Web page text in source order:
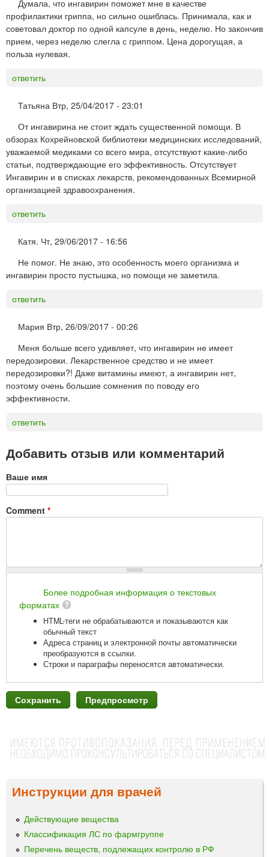
Думала, что ингавирин поможет мне в качестве
профилактики гриппа, но сильно ошиблась. Принимала, как и
советовал доктор по одной капсуле в день, неделю. Но закончив
прием, через неделю слегла с гриппом. Цена дорогущая, а
польза нулевая.
ответить
Татьяна Втр, 25/04/2017 - 23:01
От ингавирина не стоит ждать существенной помощи. В
обзорах Кохрейновской библиотеки медицинских исследований,
уважаемой медиками со всего мира, отсутствуют какие-либо
статьи, подтверждающие его эффективность. Отсутствует
Ингавирин и в списках лекарств, рекомендованных Всемирной
организацией здравоохранения.
ответить
Катя. Чт, 29/06/2017 - 16:56
Не помог. Не знаю, это особенность моего организма и
ингавирин просто пустышка, но помощи не заметила.
ответить
Мария Втр, 26/09/2017 - 00:26
Меня больше всего удивляет, что ингавирин не имеет
передозировки. Лекарственное средство и не имеет
передозировки?! Даже витамины имеют, а ингавирин нет,
поэтому очень большие сомнения по поводу его
эффективности.
ответить
Добавить отзыв или комментарий
Ваше имя
Comment *
Более подробная информация о текстовых
форматах
HTML-теги не обрабатываются и показываются как
обычный текст
Адреса страниц и электронной почты автоматически
преобразуются в ссылки.
Строки и параграфы переносятся автоматически.
Инструкции для врачей
Действующие вещества
Классификация ЛС по фармгруппе
Перечень веществ, подлежащих контролю в РФ